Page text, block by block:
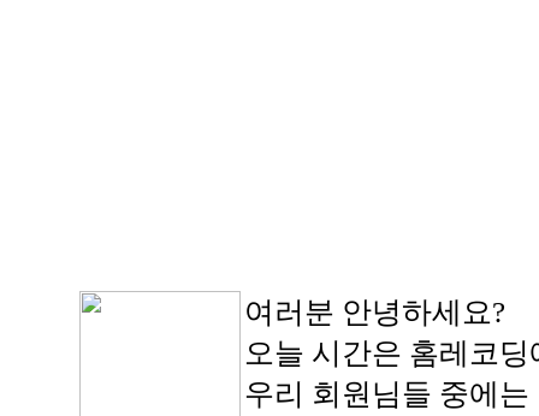
여러분 안녕하세요?
오늘 시간은 홈레코
우리 회원님들 중에